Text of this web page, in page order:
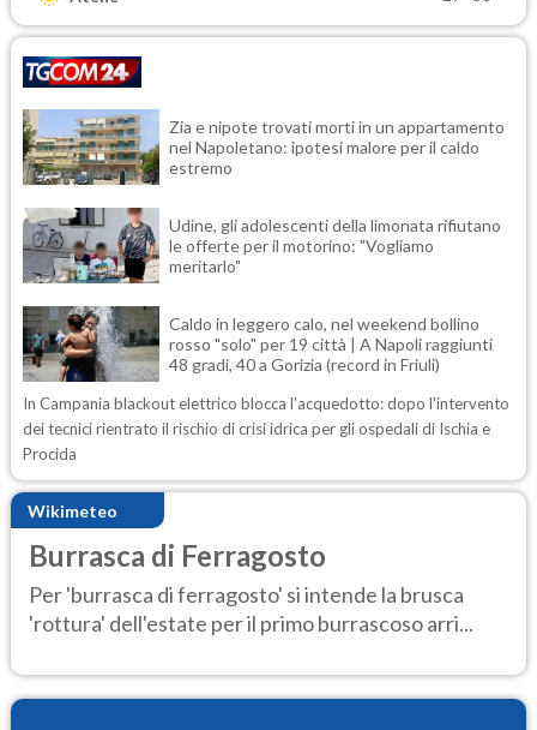
Zia e nipote trovati morti in un appartamento
nel Napoletano: ipotesi malore per il caldo
estremo
Udine, gli adolescenti della limonata rifiutano
le offerte per il motorino: "Vogliamo
meritarlo"
Caldo in leggero calo, nel weekend bollino
rosso "solo" per 19 città | A Napoli raggiunti
48 gradi, 40 a Gorizia (record in Friuli)
In Campania blackout elettrico blocca l'acquedotto: dopo l'intervento
dei tecnici rientrato il rischio di crisi idrica per gli ospedali di Ischia e
Procida
Wikimeteo
Burrasca di Ferragosto
Per 'burrasca di ferragosto' si intende la brusca
'rottura' dell'estate per il primo burrascoso arri...